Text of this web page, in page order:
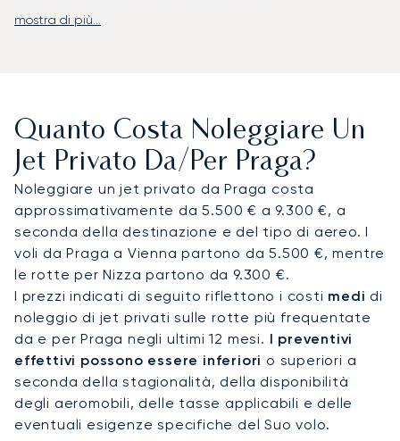
Il tuo volo è organizzato interamente in base ai
magnifico Four Seasons Hotel Prague, sulle rive del
fiume Moldava.
Puoi viaggiare in totale tranquillità, sapendo che il
nostro impegno per la sicurezza include un piano
di risposta alle emergenze completamente
documentato, che garantisce la preparazione a
qualsiasi imprevisto. Questa dedizione ai più alti
standard garantisce che il tuo viaggio sia gestito
con la massima professionalità e cura.
mostra di più...
Quanto Costa Noleggiare Un
Jet Privato Da/per Praga?
Noleggiare un jet privato da Praga costa
approssimativamente da 5.500 € a 9.300 €, a
seconda della destinazione e del tipo di aereo. I
voli da Praga a Vienna partono da 5.500 €, mentre
le rotte per Nizza partono da 9.300 €.
I prezzi indicati di seguito riflettono i costi medi di
noleggio di jet privati sulle rotte più frequentate
da e per Praga negli ultimi 12 mesi. I preventivi
effettivi possono essere inferiori o superiori a
seconda della stagionalità, della disponibilità
degli aeromobili, delle tasse applicabili e delle
eventuali esigenze specifiche del Suo volo.